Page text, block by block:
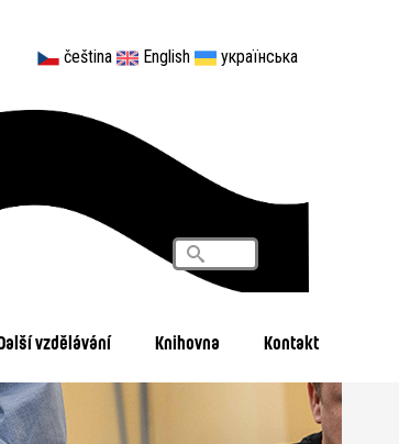
čeština English українська
Vyhledávání
Search
vzdělávání Knihovna Kontakt